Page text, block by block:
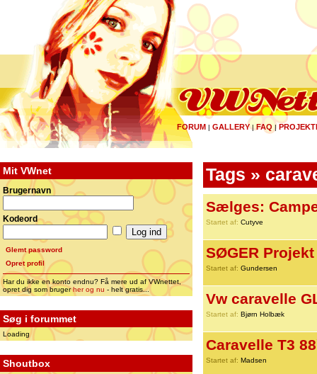
FORUM | GALLERY|FAQ |
Mit VWnet
Brugernavn
Kodeord
Glemt password
Opret profil
Har du ikke en konto endnu? Få mere ud af VWnettet,
opret dig som brugerher og nu - helt gratis...
Søg i forummet
Loading
Shoutbox
Tags »
Sælges:
Startet af: Cutyve
SØGER
Startet af: Gundersen
Vw caravelle
Startet af: Bjørn Holbæk
Caravelle T3
Startet af: Madsen